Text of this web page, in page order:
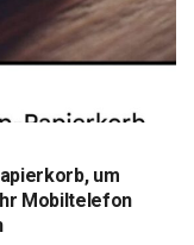
um
Mobiltelefon